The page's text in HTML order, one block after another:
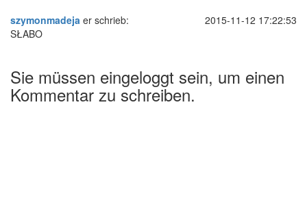
szymonmadeja er schrieb:
2015-11-12 17:22:53
SŁABO
Sie müssen eingeloggt sein, um einen
Kommentar zu schreiben.